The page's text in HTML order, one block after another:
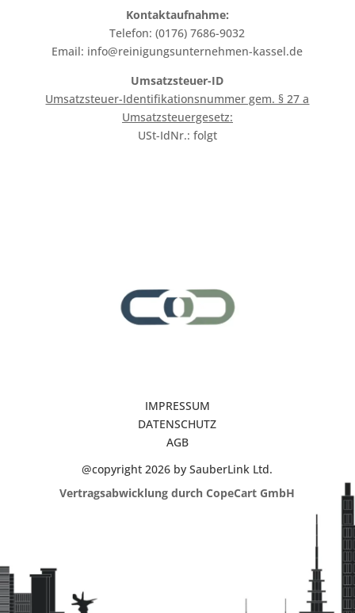
Kontaktaufnahme:
Telefon: (0176) 7686-9032
Email: info@reinigungsunternehmen-kassel.de
Umsatzsteuer-ID
Umsatzsteuer-Identifikationsnummer gem. § 27 a
Umsatzsteuergesetz:
USt-IdNr.: folgt
IMPRESSUM
DATENSCHUTZ
AGB
@copyright 2026 by SauberLink Ltd.
Vertragsabwicklung durch CopeCart GmbH